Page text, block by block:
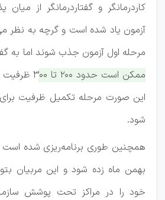
کاردرمانگر و گفتاردرمانگر از میان
آزمون یاد شده است و گرچه به نظر
مرحله اول آزمون جذب شوند اما به
ممکن است حدود
این صورت مرحله تکمیل ظرفیت
شود.
همچنین طوری برنامه‌ریزی شده است
بهمن ماه زده شود و این مربیان
خود را در مراکز تحت پوشش